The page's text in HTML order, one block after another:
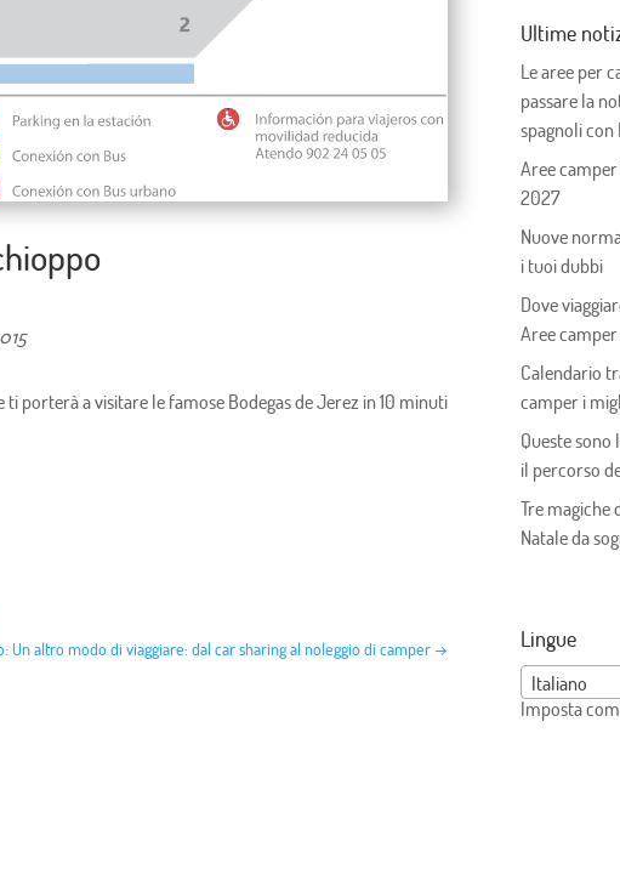
porterà a visitare le famose Bodegas de Jerez in 10 minuti
Un altro modo di viaggiare: dal car sharing al noleggio di camper →
Ultime
Le aree per
passare la
spagnoli con
Aree
2027
Nuove
i tuoi dubbi
Dove
Aree
Calendario
camper i
Queste sono
il percorso
Tre magiche
Natale da
Lingue
Italiano
Imposta